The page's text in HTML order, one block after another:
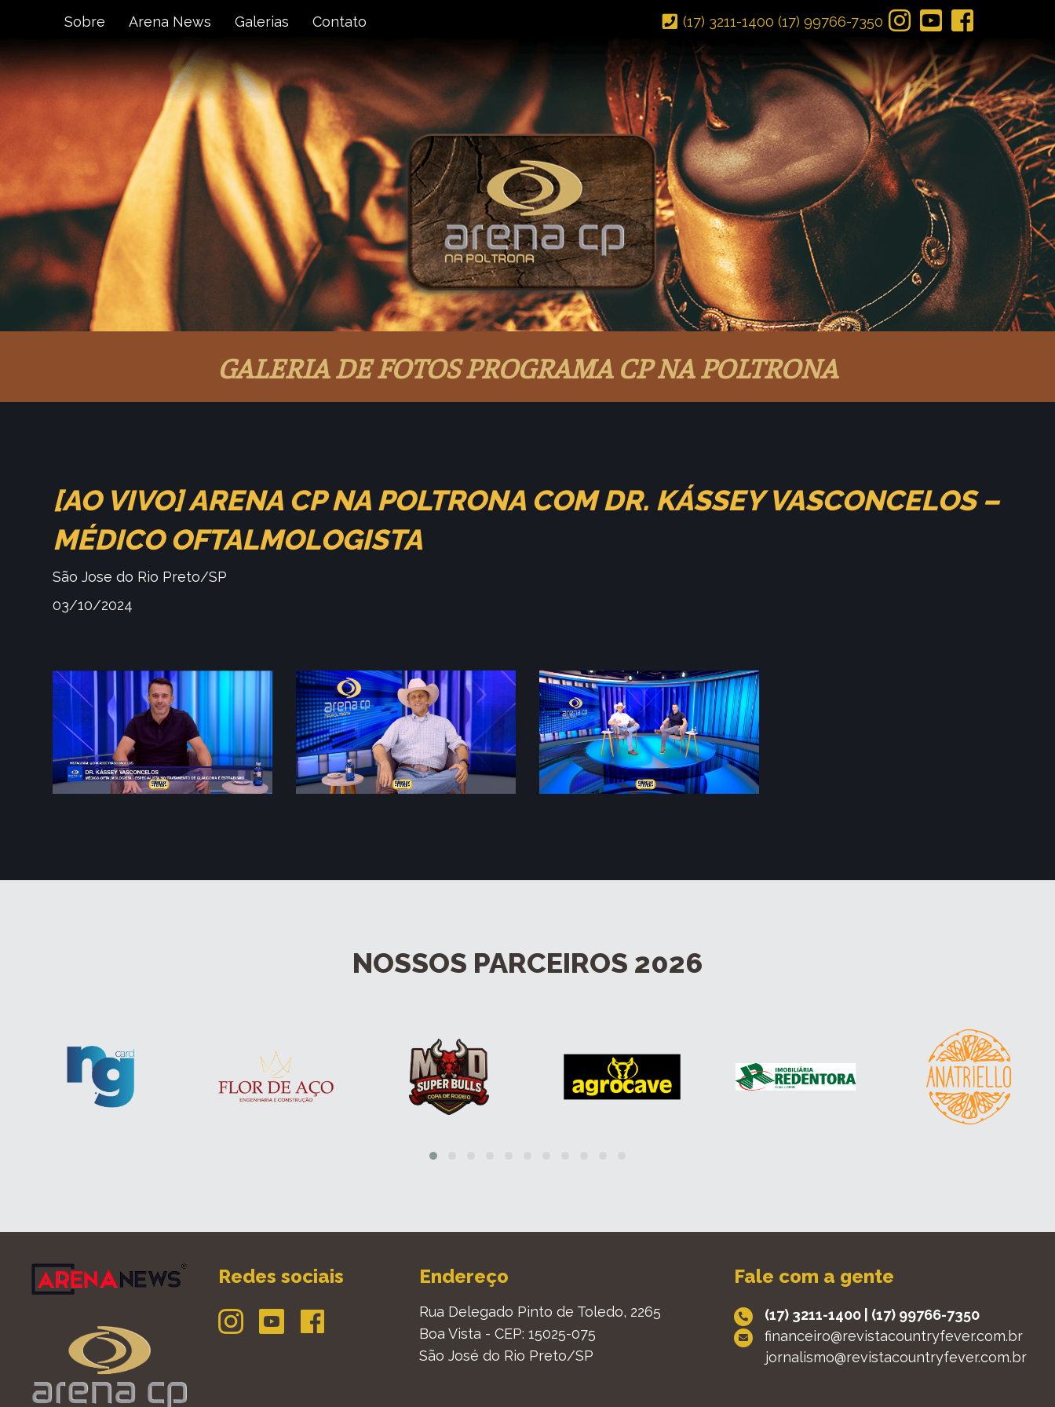
Sobre Arena News Galerias Contato (17) 3211-1400 (17) 99766-7350
GALERIA DE FOTOS PROGRAMA CP NA POLTRONA
[AO VIVO] ARENA CP NA POLTRONA COM DR. KÁSSEY VASCONCELOS –
MÉDICO OFTALMOLOGISTA
São Jose do Rio Preto/SP
03/10/2024
NOSSOS PARCEIROS 2026
Redes sociais Endereço
Rua Delegado Pinto de Toledo, 2265
Boa Vista - CEP: 15025-075
São José do Rio Preto/SP
Fale com a gente
(17) 3211-1400| (17) 99766-7350
financeiro@revistacountryfever.com.br
jornalismo@revistacountryfever.com.br